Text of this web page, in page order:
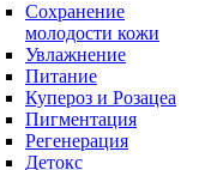
Сохранение
молодости кожи
Увлажнение
Питание
Купероз и Розацеа
Пигментация
Регенерация
Детокс